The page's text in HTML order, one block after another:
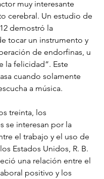
muy interesante
cerebral. Un estudio de
demostró la
tocar un instrumento y
de endorfinas, u
la felicidad”. Este
cuando solamente
a música.
treinta, los
se interesan por la
el trabajo y el uso de
Estados Unidos, R. B.
una relación entre el
positivo y los